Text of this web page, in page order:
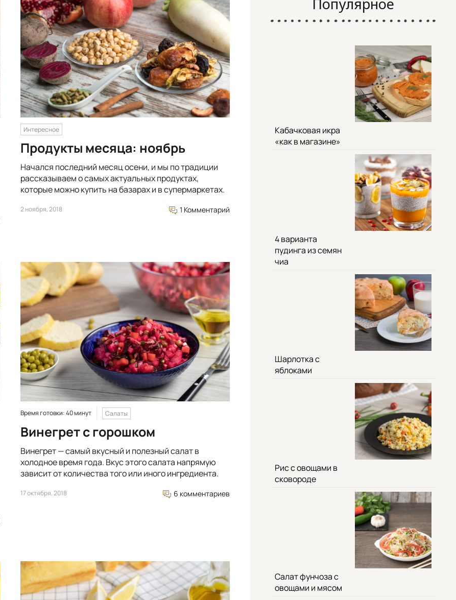
Интересное
Продукты месяца: ноябрь
Начался последний месяц осени, и мы по традиции
рассказываем о самых актуальных продуктах,
которые можно купить на базарах и в супермаркетах.
2 ноября, 2018 1 Комментарий
Время готовки: 40 минут Салаты
Винегрет с горошком
Винегрет — самый вкусный и полезный салат в
холодное время года. Вкус этого салата напрямую
зависит от количества того или иного ингредиента.
17 октября, 2018 6 комментариев
Популярное
Кабачковая икра
«как в магазине»
4 варианта
пудинга из семян
чиа
Шарлотка с
яблоками
Рис с овощами в
сковороде
Салат фунчоза с
овощами и мясом